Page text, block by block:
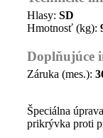
Hlasy: SD
Hmotnosť (kg):
Doplňujúce
Záruka (mes.):
Špeciálna
prikrývka proti